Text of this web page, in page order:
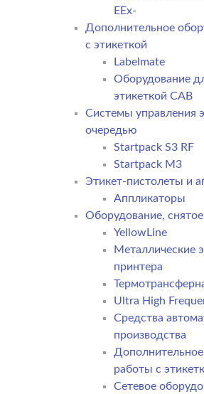
EEx-
Дополнительное
с этикеткой
Labelmate
Оборудование
этикеткой CAB
Системы управления
очередью
Startpack S3 RF
Startpack M3
Этикет-пистолеты и
Аппликаторы
Оборудование,
YellowLine
Металлические
принтера
Ultra High
Средства
производства
работы с
Сетевое